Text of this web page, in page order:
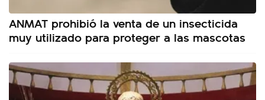
ANMAT prohibió la venta de un insecticida
muy utilizado para proteger a las mascotas